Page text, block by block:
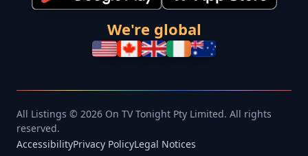
We're global
All Listings © 2026 On TV Tonight Pty Limited. All rights
reserved.
AccessibilityPrivacy PolicyLegal Notices